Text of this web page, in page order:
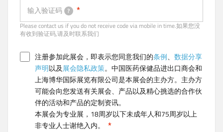
输入验证码 ?
Please contact us if you do not receive code via mobile in time.如果您没
有收到验证码,请及时联系我们
注册参加此展会，即表示您同意我们的条例、 数据分享
声明以及展会隐私政策。中国医药保健品进出口商会和
上海博华国际展览有限公司是本展会的主办方。主办方
可能会向您发送有关展会、产品以及精心挑选的合作伙
伴的活动和产品的定制资讯。
本展会为专业展，18周岁以下未成年人和75周岁以上
非专业人士谢绝入内。